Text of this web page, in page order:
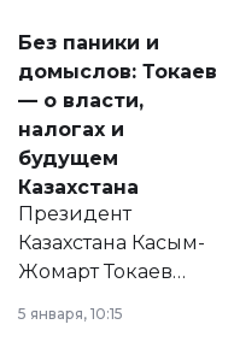
Без паники и
домыслов: Токаев
— о власти,
налогах и
будущем
Казахстана
Президент
Казахстана Касым-
Жомарт Токаев
сразу несколько
5 января, 10:15